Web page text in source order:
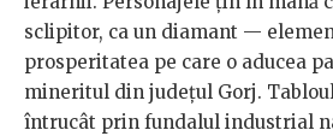
sclipitor, ca un diamant —
prosperitatea pe care o aducea
mineritul din județul Gorj.
întrucât prin fundalul industrial